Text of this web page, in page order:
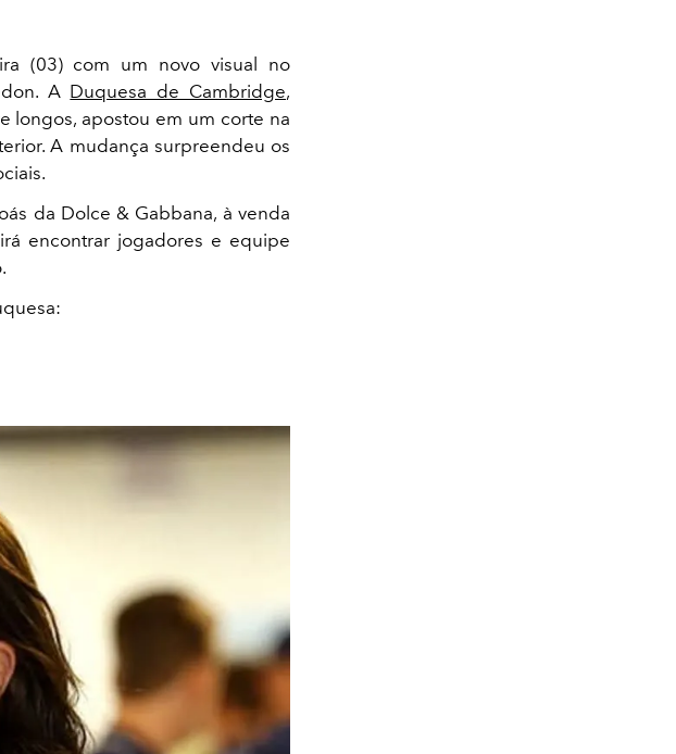
(03) com um novo visual no
A Duquesa de Cambridge,
longos, apostou em um corte na
A mudança surpreendeu os
da Dolce & Gabbana, à venda
encontrar jogadores e equipe